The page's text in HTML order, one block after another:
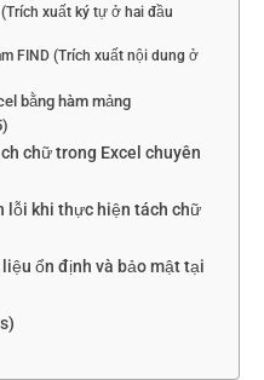
(Trích xuất ký tự ở hai đầu
FIND (Trích xuất nội dung ở
bằng hàm mảng
chữ trong Excel chuyên
lỗi khi thực hiện tách chữ
ổn định và bảo mật tại